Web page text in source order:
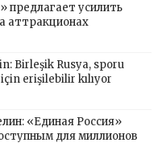
предлагает усилить
аттракционах
Birleşik Rusya, sporu
erişilebilir kılıyor
«Единая Россия»
для миллионов